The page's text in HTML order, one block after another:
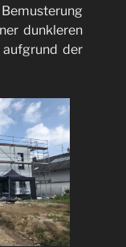
dunkleren
der